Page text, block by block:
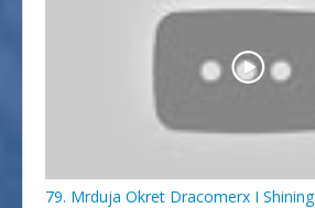
79. Mrduja Okret Dracomerx I Shining